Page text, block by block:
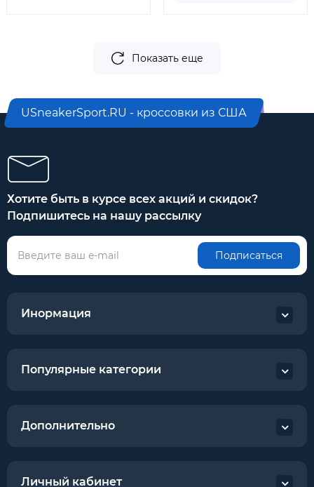
Показать еще
USneakerSport.RU - кроссовки из США
Хотите быть в курсе всех акций и скидок?
Подпишитесь на нашу рассылку
Подписаться
Инормация
Популярные категории
Дополнительно
Личный кабинет